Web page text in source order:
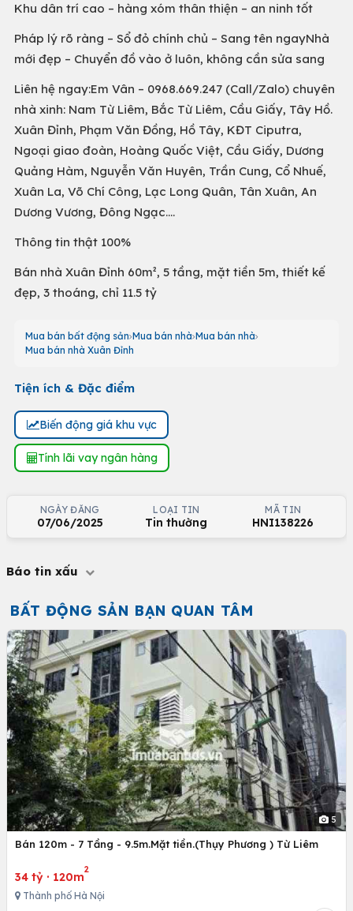
Khu dân trí cao – hàng xóm thân thiện – an ninh tốt
Pháp lý rõ ràng – Sổ đỏ chính chủ – Sang tên ngayNhà
mới đẹp – Chuyển đồ vào ở luôn, không cần sửa sang
Liên hệ ngay:Em Vân – 0968.669.247 (Call/Zalo) chuyên
nhà xinh: Nam Từ Liêm, Bắc Từ Liêm, Cầu Giấy, Tây Hồ.
Xuân Đỉnh, Phạm Văn Đồng, Hồ Tây, KĐT Ciputra,
Ngoại giao đoàn, Hoàng Quốc Việt, Cầu Giấy, Dương
Quảng Hàm, Nguyễn Văn Huyên, Trần Cung, Cổ Nhuế,
Xuân La, Võ Chí Công, Lạc Long Quân, Tân Xuân, An
Dương Vương, Đông Ngạc....
Thông tin thật 100%
Bán nhà Xuân Đỉnh 60m², 5 tầng, mặt tiền 5m, thiết kế
đẹp, 3 thoáng, chỉ 11.5 tỷ
Mua bán bất động sản Mua bán nhà Mua bán nhà
Mua bán nhà Xuân Đỉnh
Tiện ích & Đặc điểm
Biến động giá khu vực
Tính lãi vay ngân hàng
NGÀY ĐĂNG
07/06/2025
LOẠI TIN
Tin thường
MÃ TIN
HNI138226
Báo tin xấu
BẤT ĐỘNG SẢN BẠN QUAN TÂM
5
Bán 120m - 7 Tầng - 9.5m.Mặt tiền.(Thụy Phương ) Từ Liêm
34 tỷ · 120m
2
Thành phố Hà Nội